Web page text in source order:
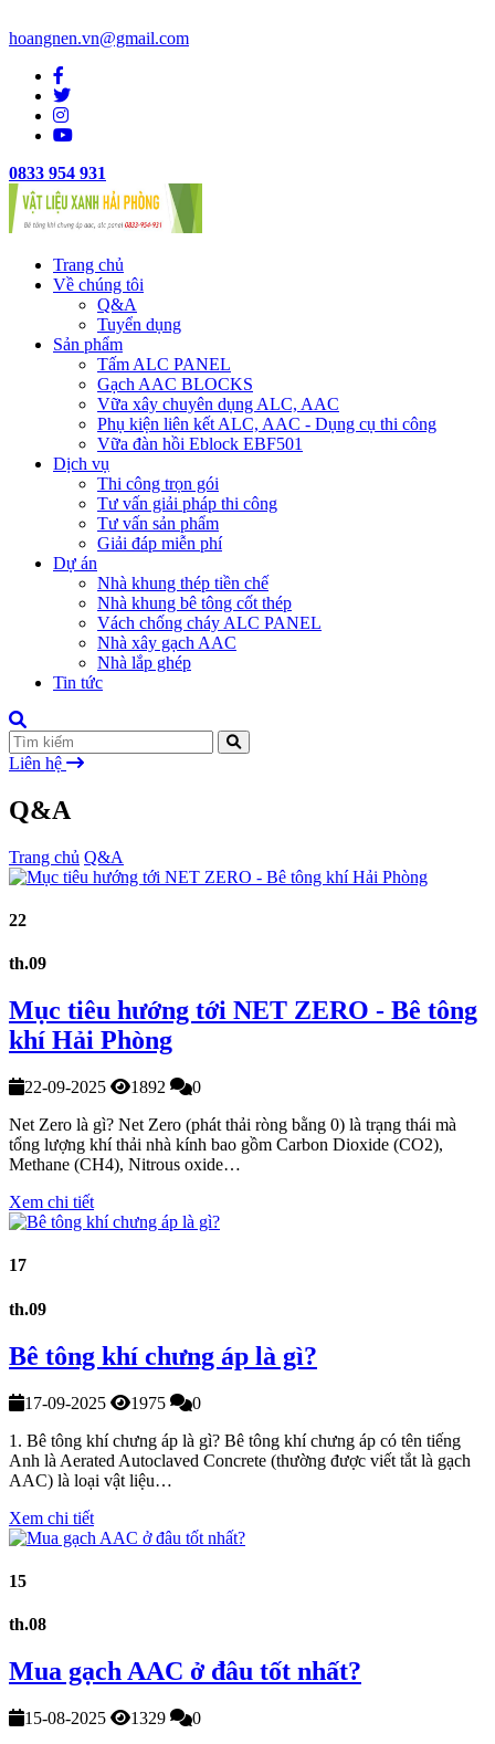
hoangnen.vn@gmail.com
0833 954 931
Trang chủ
Về chúng tôi
Q&A
Tuyển dụng
Sản phẩm
Tấm ALC PANEL
Gạch AAC BLOCKS
Vữa xây chuyên dụng ALC, AAC
Phụ kiện liên kết ALC, AAC - Dụng cụ thi công
Vữa đàn hồi Eblock EBF501
Dịch vụ
Thi công trọn gói
Tư vấn giải pháp thi công
Tư vấn sản phẩm
Giải đáp miễn phí
Dự án
Nhà khung thép tiền chế
Nhà khung bê tông cốt thép
Vách chống cháy ALC PANEL
Nhà xây gạch AAC
Nhà lắp ghép
Tin tức
Liên hệ
Q&A
Trang chủ Q&A
22
th.09
Mục tiêu hướng tới NET ZERO - Bê tông
khí Hải Phòng
22-09-2025 1892
0
Net Zero là gì? Net Zero (phát thải ròng bằng 0) là trạng thái mà
tổng lượng khí thải nhà kính bao gồm Carbon Dioxide (CO2),
Methane (CH4), Nitrous oxide…
Xem chi tiết
17
th.09
Bê tông khí chưng áp là gì?
17-09-2025 1975
0
1. Bê tông khí chưng áp là gì? Bê tông khí chưng áp có tên tiếng
Anh là Aerated Autoclaved Concrete (thường được viết tắt là gạch
AAC) là loại vật liệu…
Xem chi tiết
15
th.08
Mua gạch AAC ở đâu tốt nhất?
15-08-2025 1329
0